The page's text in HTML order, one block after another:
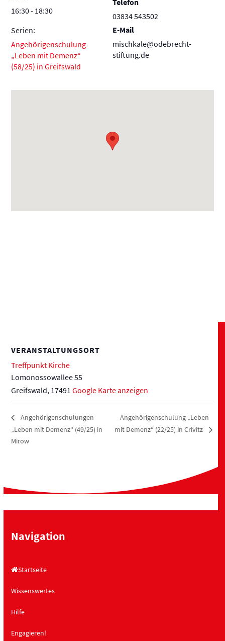
16:30 - 18:30
Serien:
Angehörigenschulung
„Leben mit Demenz“
(58/25) in Greifswald
03834 543502
E-Mail
mischkale@odebrecht-
stiftung.de
VERANSTALTUNGSORT
Treffpunkt Kirche
Lomonossowallee 55
Greifswald, 17491 Google Karte anzeigen
Angehörigenschulungen
„Leben mit Demenz“ (49/25) in
Mirow
Angehörigenschulung „Leben
mit Demenz“ (22/25) in Crivitz
Navigation
Startseite
Wissenswertes
Hilfe
Engagieren!